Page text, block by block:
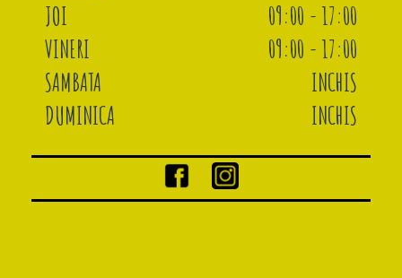
JOI
09:00 - 17:00
VINERI
09:00 - 17:00
SAMBATA
INCHIS
DUMINICA
INCHIS